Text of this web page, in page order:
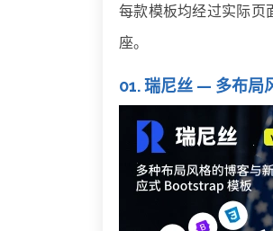
每款模板均经过实际页
座。
01. 瑞尼丝 — 多布局